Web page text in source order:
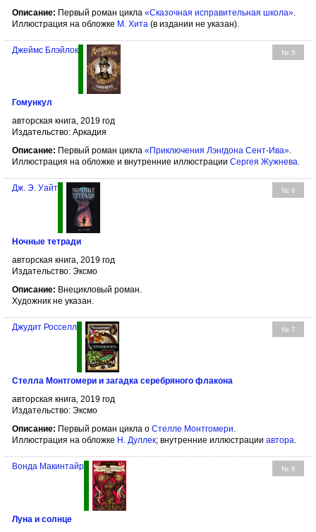
Описание: Первый роман цикла «Сказочная исправительная школа»
Иллюстрация на обложке М. Хита (в издании не указан).
№ 5
Джеймс Блэйлок
Гомункул
авторская книга, 2019 год
Издательство: Аркадия
Описание: Первый роман цикла «Приключения Лэнгдона Сент-Ива».
Иллюстрация на обложке и внутренние иллюстрации Сергея Жужнева.
№ 6
Дж. Э. Уайт
Ночные тетради
авторская книга, 2019 год
Издательство: Эксмо
Описание: Внецикловый роман.
Художник не указан.
№ 7
Джудит Росселл
Стелла Монтгомери и загадка серебряного флакона
авторская книга, 2019 год
Издательство: Эксмо
Описание: Первый роман цикла о Стелле Монтгомери.
Иллюстрация на обложке Н. Дуллек; внутренние иллюстрации автора.
№ 8
Вонда Макинтайр
Луна и солнце